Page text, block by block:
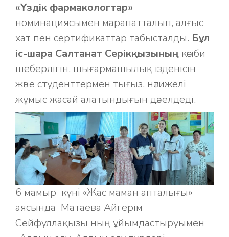
«Үздік фармакологтар»
номинациясымен марапатталып, алғыс
хат пен сертификаттар табысталды. Бұл
іс-шара Салтанат Серікқызының кәсіби
шеберлігін, шығармашылық ізденісін
және студенттермен тығыз, нәтижелі
жұмыс жасай алатындығын дәлелдеді.
6 мамыр күні «Жас маман апталығы»
аясында Матаева Айгерім
Сейфуллақызы ның ұйымдастыруымен